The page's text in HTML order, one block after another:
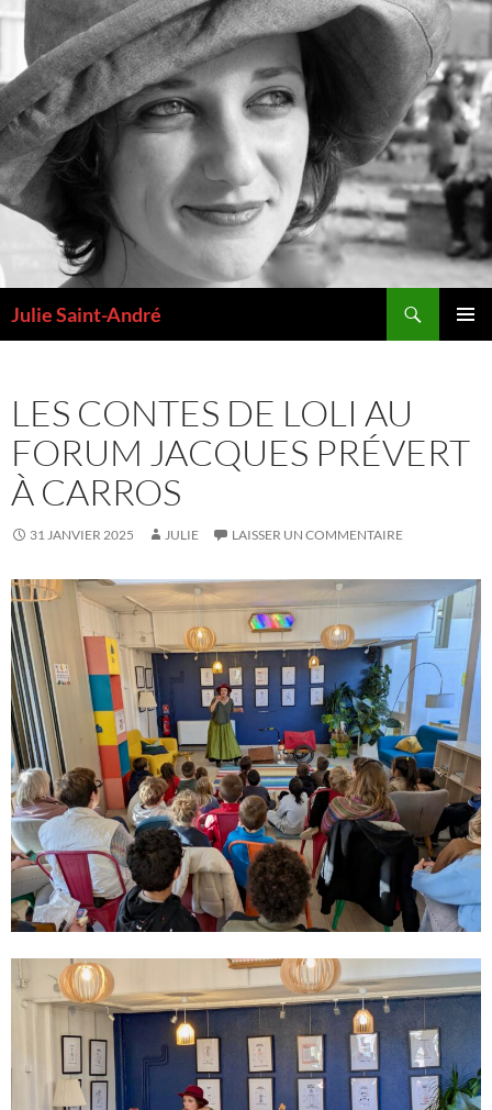
Aller
contenu
Julie Saint-André
LES CONTES DE LOLI AU
FORUM JACQUES PRÉVERT
À CARROS
31 JANVIER 2025 JULIE LAISSER UN COMMENTAIRE